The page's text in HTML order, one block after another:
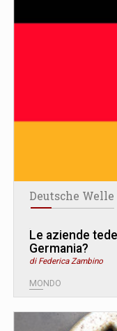
Deutsche Welle
Le aziende
Germania?
di Federica Zambino
MONDO